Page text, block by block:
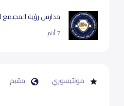
مدارس رؤية المجتمع
7 أيام
مونتيسوري مقيم